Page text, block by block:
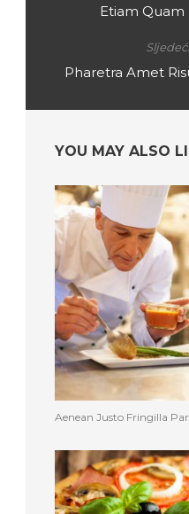
Etiam Quam
Pharetra Amet
YOU MAY ALSO
Aenean Justo Fringilla